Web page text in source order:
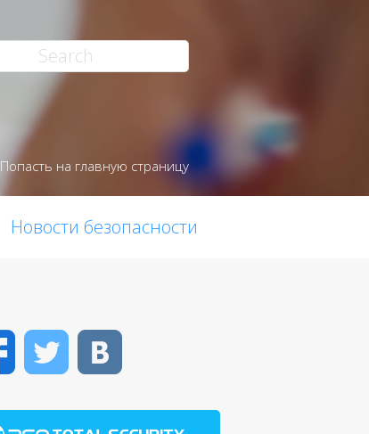
Попасть на главную страницу
Новости безопасности
FacebookTwitter